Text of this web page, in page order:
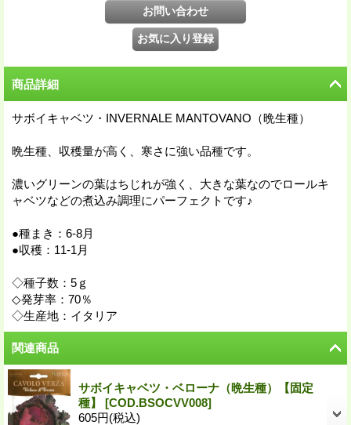
商品詳細
サボイキャベツ・INVERNALE MANTOVANO（晩生種）
晩生種、収穫量が高く、寒さに強い品種です。
濃いグリーンの葉はちじれが強く、大きな葉なのでロールキ
ャベツなどの煮込み調理にパーフェクトです♪
●種まき：6-8月
●収穫：11-1月
◇種子数：5ｇ
◇発芽率：70％
◇生産地：イタリア
関連商品
サボイキャベツ・ベローナ（晩生種）【固定
種】 [COD.BSOCVV008]
605円(税込)